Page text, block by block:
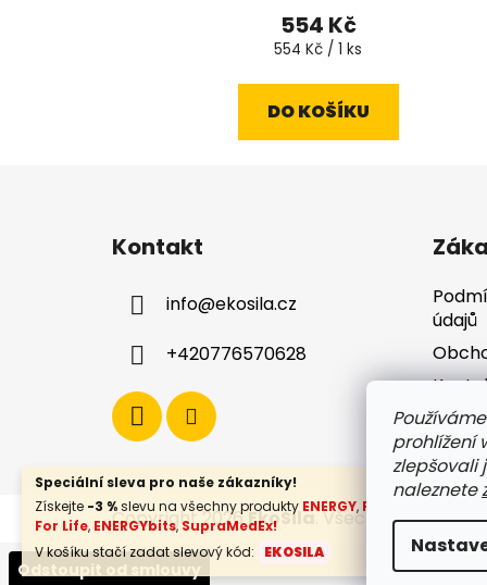
prohlížení
zlepšovali
naleznete
Speciální sleva pro naše zákazníky!
Získejte -3 %slevu na všechny produkty ENERGY, FLOW
For Life, ENERGYbits, SupraMedEx!
V košíku stačí zadat slevový kód:
EKOSILA
hodnocení
produktu
4,8
554 Kč
Měrná
554 Kč / 1 ks
DO KOŠÍKU
Kontakt
info@ekosila.cz
+420776570628
údajů
Copyright 2026EkoSila. Všechna práva
Odstoupit od smlouvy